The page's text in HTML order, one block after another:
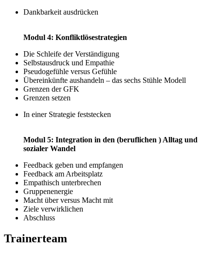
Dankbarkeit ausdrücken
Modul 4: Konfliktlösestrategien
Die Schleife der Verständigung
Selbstausdruck und Empathie
Pseudogefühle versus Gefühle
Übereinkünfte aushandeln – das sechs Stühle Modell
Grenzen der GFK
Grenzen setzen
In einer Strategie feststecken
Modul 5: Integration in den (beruflichen ) Alltag und
sozialer Wandel
Feedback geben und empfangen
Feedback am Arbeitsplatz
Empathisch unterbrechen
Gruppenenergie
Macht über versus Macht mit
Ziele verwirklichen
Abschluss
Trainerteam